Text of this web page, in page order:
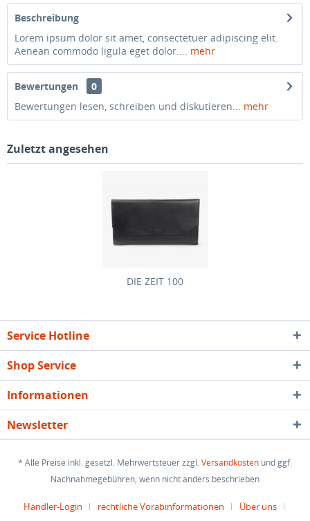
Beschreibung
Lorem ipsum dolor sit amet, consectetuer adipiscing elit.
Aenean commodo ligula eget dolor.... mehr
Bewertungen
0
Bewertungen lesen, schreiben und diskutieren... mehr
Zuletzt angesehen
DIE ZEIT 100
Service Hotline
Shop Service
Informationen
Newsletter
* Alle Preise inkl. gesetzl. Mehrwertsteuer zzgl.Versandkosten und ggf.
Nachnahmegebühren, wenn nicht anders beschrieben
Händler-Login rechtliche Vorabinformationen Über uns